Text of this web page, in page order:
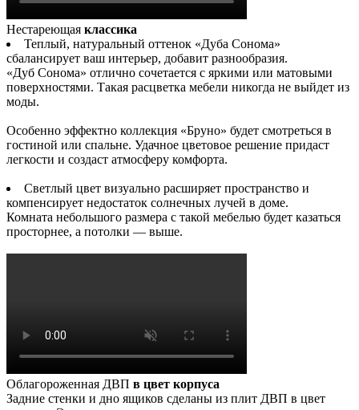
Нестареющая классика
Теплый, натуральный оттенок «Дуба Сонома»
сбалансирует ваш интерьер, добавит разнообразия.
«Дуб Сонома» отлично сочетается с яркими или матовыми
поверхностями. Такая расцветка мебели никогда не выйдет из
моды.
Особенно эффектно коллекция «Бруно» будет смотреться в
гостиной или спальне. Удачное цветовое решение придаст
легкости и создаст атмосферу комфорта.
Светлый цвет визуально расширяет пространство и
компенсирует недостаток солнечных лучей в доме.
Комната небольшого размера с такой мебелью будет казаться
просторнее, а потолки — выше.
Облагороженная ДВП в цвет корпуса
Задние стенки и дно ящиков сделаны из плит ДВП в цвет